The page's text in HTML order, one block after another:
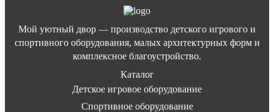
Мой уютный двор — производство детского игрового и
спортивного оборудования, малых архитектурных форм и
комплексное благоустройство.
Каталог
Детское игровое оборудование
Спортивное оборудование